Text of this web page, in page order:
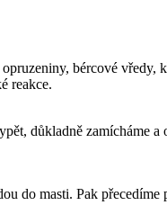
bércové vředy,
reakce.
důkladně zamícháme
do masti. Pak přecedíme